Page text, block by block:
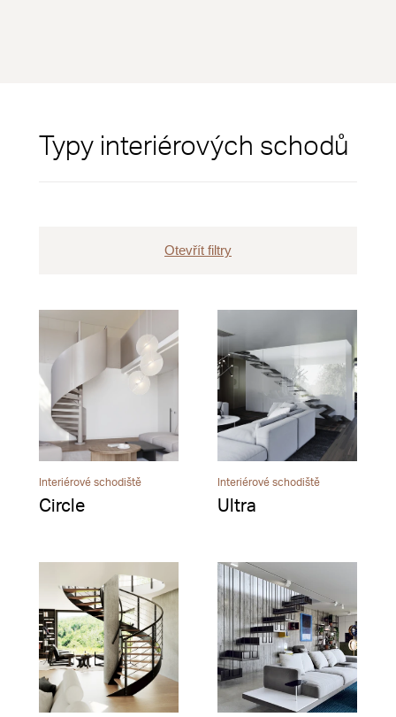
Typy interiérových schodů
Otevřít filtry
Interiérové schodiště
Circle
Interiérové schodiště
Ultra